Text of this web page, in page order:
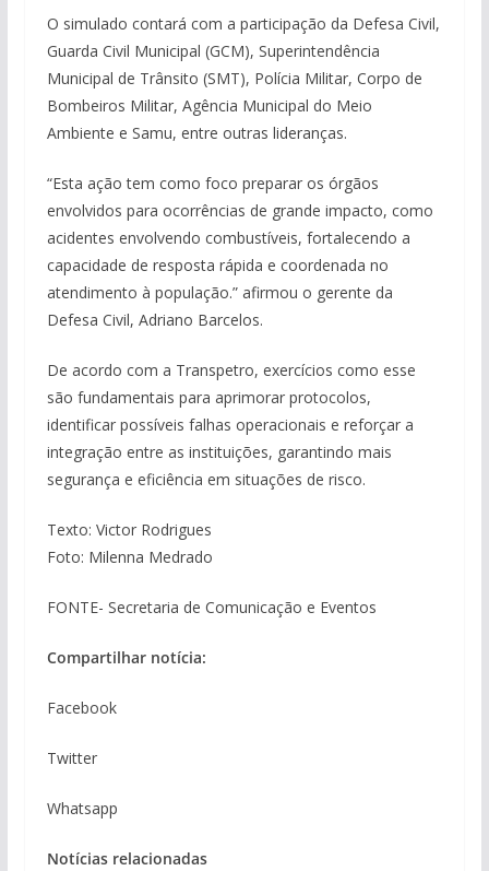
O simulado contará com a participação da Defesa Civil,
Guarda Civil Municipal (GCM), Superintendência
Municipal de Trânsito (SMT), Polícia Militar, Corpo de
Bombeiros Militar, Agência Municipal do Meio
Ambiente e Samu, entre outras lideranças.
“Esta ação tem como foco preparar os órgãos
envolvidos para ocorrências de grande impacto, como
acidentes envolvendo combustíveis, fortalecendo a
capacidade de resposta rápida e coordenada no
atendimento à população.” afirmou o gerente da
Defesa Civil, Adriano Barcelos.
De acordo com a Transpetro, exercícios como esse
são fundamentais para aprimorar protocolos,
identificar possíveis falhas operacionais e reforçar a
integração entre as instituições, garantindo mais
segurança e eficiência em situações de risco.
Texto: Victor Rodrigues
Foto: Milenna Medrado
FONTE- Secretaria de Comunicação e Eventos
Compartilhar notícia:
Facebook
Twitter
Whatsapp
Notícias relacionadas